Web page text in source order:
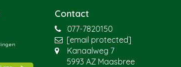
Contact
077-7820150
[email protected]
Kanaalweg 7
5993 AZ Maasbree